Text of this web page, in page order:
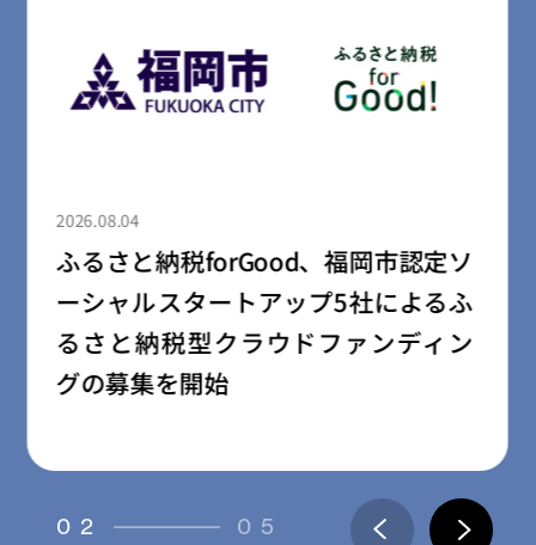
2026.08.04
ふるさと納税forGood、郡山市の「社
会起業家加速化支援プログラム」採
択事業者によるプロジェクトの寄附
受付開始
03 05